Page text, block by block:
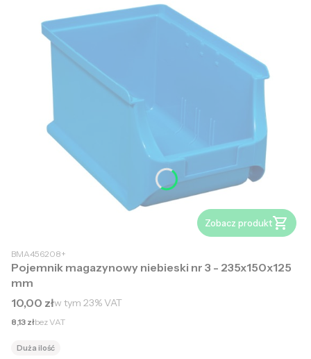
Zobacz produkt
BMA456208+
Pojemnik magazynowy niebieski nr 3 - 235x150x125
mm
Cena brutto
10,00 złw tym 23%VAT
Cena netto
8,13 złbez VAT
Duża ilość